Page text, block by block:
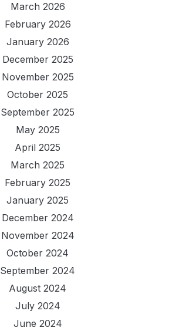
March 2026
February 2026
January 2026
December 2025
November 2025
October 2025
September 2025
May 2025
April 2025
March 2025
February 2025
January 2025
December 2024
November 2024
October 2024
September 2024
August 2024
July 2024
June 2024